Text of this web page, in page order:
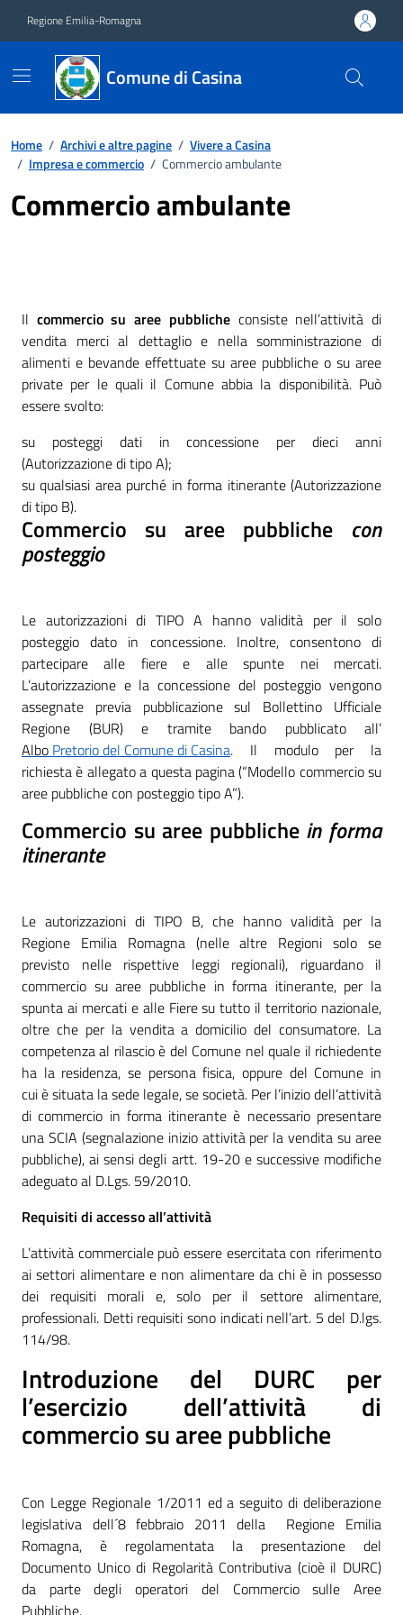
Regione Emilia-Romagna
Comune di Casina
Home / Archivi e altre pagine / Vivere a Casina
/ Impresa e commercio / Commercio ambulante
Commercio ambulante
Il commercio su aree pubbliche consiste nell’attività di
vendita merci al dettaglio e nella somministrazione di
alimenti e bevande effettuate su aree pubbliche o su aree
private per le quali il Comune abbia la disponibilità. Può
essere svolto:
su posteggi dati in concessione per dieci anni
(Autorizzazione di tipo A);
su qualsiasi area purché in forma itinerante (Autorizzazione
di tipo B).
Commercio su aree pubbliche con
posteggio
Le autorizzazioni di TIPO A hanno validità per il solo
posteggio dato in concessione. Inoltre, consentono di
partecipare alle fiere e alle spunte nei mercati.
L’autorizzazione e la concessione del posteggio vengono
assegnate previa pubblicazione sul Bollettino Ufficiale
Regione (BUR) e tramite bando pubblicato all’
Albo Pretorio del Comune di Casina. Il modulo per la
richiesta è allegato a questa pagina (“Modello commercio su
aree pubbliche con posteggio tipo A”).
Commercio su aree pubbliche in forma
itinerante
Le autorizzazioni di TIPO B, che hanno validità per la
Regione Emilia Romagna (nelle altre Regioni solo se
previsto nelle rispettive leggi regionali), riguardano il
commercio su aree pubbliche in forma itinerante, per la
spunta ai mercati e alle Fiere su tutto il territorio nazionale,
oltre che per la vendita a domicilio del consumatore. La
competenza al rilascio è del Comune nel quale il richiedente
ha la residenza, se persona fisica, oppure del Comune in
cui è situata la sede legale, se società. Per l’inizio dell’attività
di commercio in forma itinerante è necessario presentare
una SCIA (segnalazione inizio attività per la vendita su aree
pubbliche), ai sensi degli artt. 19-20 e successive modifiche
adeguato al D.Lgs. 59/2010.
Requisiti di accesso all’attività
L’attività commerciale può essere esercitata con riferimento
ai settori alimentare e non alimentare da chi è in possesso
dei requisiti morali e, solo per il settore alimentare,
professionali. Detti requisiti sono indicati nell’art. 5 del D.lgs.
114/98.
Introduzione del DURC per
l’esercizio dell’attività di
commercio su aree pubbliche
Con Legge Regionale 1/2011 ed a seguito di deliberazione
legislativa dell´8 febbraio 2011 della Regione Emilia
Romagna, è regolamentata la presentazione del
Documento Unico di Regolarità Contributiva (cioè il DURC)
da parte degli operatori del Commercio sulle Aree
Pubbliche.